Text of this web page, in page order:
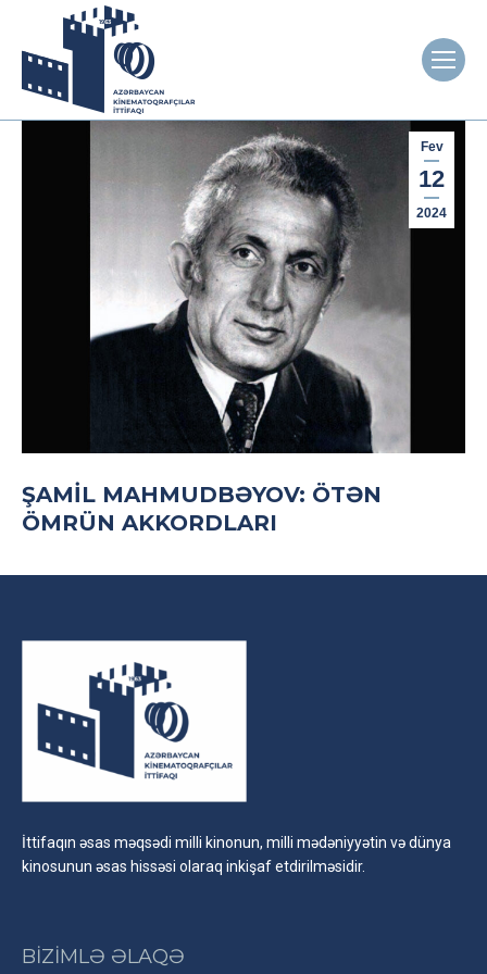
Fev
12
2024
ŞAMİL MAHMUDBƏYOV: ÖTƏN
ÖMRÜN AKKORDLARI
İttifaqın əsas məqsədi milli kinonun, milli mədəniyyətin və dünya
kinosunun əsas hissəsi olaraq inkişaf etdirilməsidir.
BİZİMLƏ ƏLAQƏ